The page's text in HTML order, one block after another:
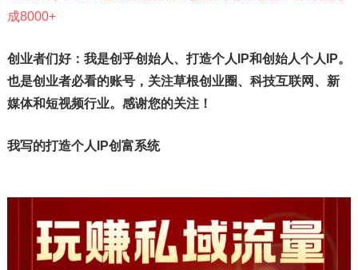
成8000+
创业者们好：我是创乎创始人、打造个人IP和创始人个人IP。
也是创业者必看的账号，关注草根创业圈、科技互联网、新
媒体和短视频行业。感谢您的关注！
我写的打造个人IP创富系统